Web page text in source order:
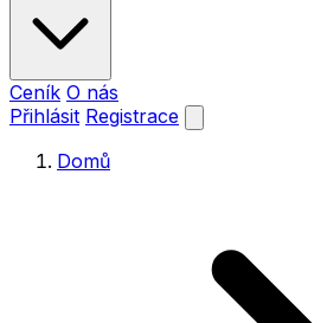
Ceník O nás
Přihlásit Registrace
Domů